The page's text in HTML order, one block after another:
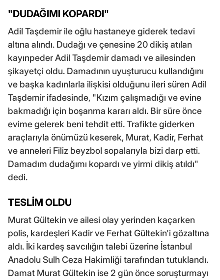
"DUDAĞIMI KOPARDI"
Adil Taşdemir ile oğlu hastaneye giderek tedavi
altına alındı. Dudağı ve çenesine 20 dikiş atılan
kayınpeder Adil Taşdemir damadı ve ailesinden
şikayetçi oldu. Damadının uyuşturucu kullandığını
ve başka kadınlarla ilişkisi olduğunu ileri süren Adil
Taşdemir ifadesinde, "Kızım çalışmadığı ve evine
bakmadığı için boşanma kararı aldı. Bir süre önce
evime gelerek beni tehdit etti. Trafikte giderken
araçlarıyla önümüzü keserek, Murat, Kadir, Ferhat
ve anneleri Filiz beyzbol sopalarıyla bizi darp etti.
Damadım dudağımı kopardı ve yirmi dikiş atıldı"
dedi.
TESLİM OLDU
Murat Gültekin ve ailesi olay yerinden kaçarken
polis, kardeşleri Kadir ve Ferhat Gültekin'i gözaltına
aldı. İki kardeş savcılığın talebi üzerine İstanbul
Anadolu Sulh Ceza Hakimliği tarafından tutuklandı.
Damat Murat Gültekin ise 2 gün önce soruşturmayı